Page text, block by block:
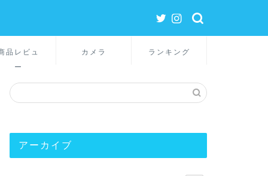
品レビュ
ー
カメラ ランキング
アーカイブ